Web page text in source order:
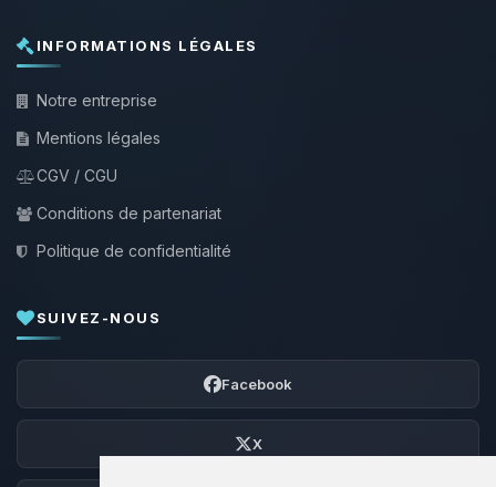
INFORMATIONS LÉGALES
Notre entreprise
Mentions légales
CGV / CGU
Conditions de partenariat
Politique de confidentialité
SUIVEZ-NOUS
Facebook
X